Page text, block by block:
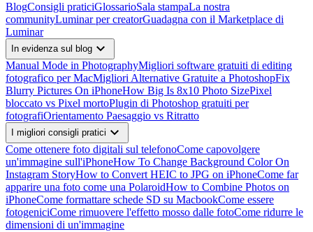
BlogConsigli praticiGlossarioSala stampaLa nostra
communityLuminar per creatorGuadagna con il Marketplace di
Luminar
In evidenza sul blog expand_more
Manual Mode in PhotographyMigliori software gratuiti di editing
fotografico per MacMigliori Alternative Gratuite a PhotoshopFix
Blurry Pictures On iPhoneHow Big Is 8x10 Photo SizePixel
bloccato vs Pixel mortoPlugin di Photoshop gratuiti per
fotografiOrientamento Paesaggio vs Ritratto
I migliori consigli pratici expand_more
Come ottenere foto digitali sul telefonoCome capovolgere
un'immagine sull'iPhoneHow To Change Background Color On
Instagram StoryHow to Convert HEIC to JPG on iPhoneCome far
apparire una foto come una PolaroidHow to Combine Photos on
iPhoneCome formattare schede SD su MacbookCome essere
fotogeniciCome rimuovere l'effetto mosso dalle fotoCome ridurre le
dimensioni di un'immagine